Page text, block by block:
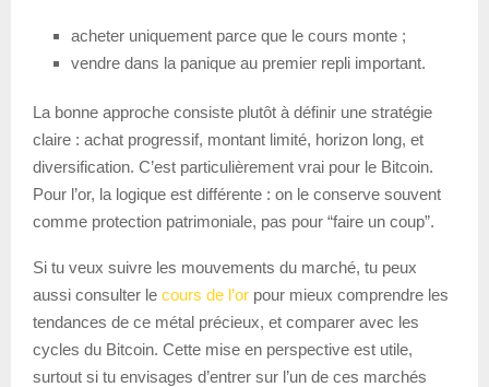
acheter uniquement parce que le cours monte ;
vendre dans la panique au premier repli important.
La bonne approche consiste plutôt à définir une stratégie
claire : achat progressif, montant limité, horizon long, et
diversification. C’est particulièrement vrai pour le Bitcoin.
Pour l’or, la logique est différente : on le conserve souvent
comme protection patrimoniale, pas pour “faire un coup”.
Si tu veux suivre les mouvements du marché, tu peux
aussi consulter le cours de l’or pour mieux comprendre les
tendances de ce métal précieux, et comparer avec les
cycles du Bitcoin. Cette mise en perspective est utile,
surtout si tu envisages d’entrer sur l’un de ces marchés